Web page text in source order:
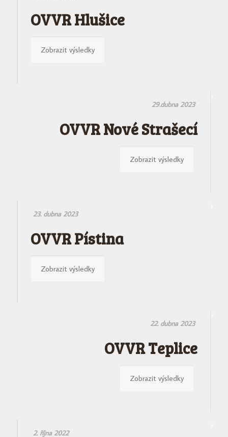
OVVR Hlušice
Zobrazit výsledky
29.dubna 2023
OVVR Nové Strašecí
Zobrazit výsledky
23. dubna 2023
OVVR Pístina
Zobrazit výsledky
22. dubna 2023
OVVR Teplice
Zobrazit výsledky
2. října 2022